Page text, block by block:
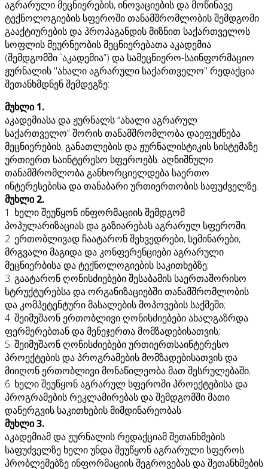
აგრარული მეცნიერების, ინოვაციების და მოწინავე
ტექნოლოგიების სფეროში თანამშრომლობის შემდგომი
გააქტიურების და პროპაგანდის მიზნით საქართველოს
სოფლის მეურნეობის მეცნიერებათა აკადემია
(შემდგომში `აკადემია”) და სამეცნიერო-საინფორმაციო
ჟურნალის "ახალი აგრარული საქართველო" რედაქცია
შეთანხმდნენ შემდეგზე:
მუხლი 1.
აკადემიასა და ჟურნალს “ახალი აგრარულ
საქართველო” შორის თანამშრომლობა დაეფუძნება
მეცნიერების, განათლების და ჟურნალისტიკის სისტემაზე
ურთიერთ საინტერესო სფეროებს. აღნიშნული
თანამშრომლობა განხორციელდება საერთო
ინტერესებისა და თანაბარი ურთიერთობის საფუძველზე.
მუხლი 2.
1. ხელი შეუწყონ ინფორმაციის შემდგომ
პოპულარიზაციას და გაზიარებას აგრარულ სფეროში;
2. ერთობლივად ჩაატარონ შეხვედრები, სემინარები,
მრგვალი მაგიდა და კონფერენციები აგრარული
მეცნიერბისა და ტექნოლოგიების საკითხებზე;
3. გაატარონ ღონისძიებები შესაბამის საერთაშორისო
სტრუქტურებსა და ორგანიზაციებში თანამშრომლობის
და კომპეტენტური მასალების მოპოვების საქმეში;
4. შეიმუშაონ ერთობლივი ღონისძიებები ახალგაზრდა
ფერმერებთან და მენეჯერთა მომზადებისათვის;
5. შეიმუშაონ ღონისძიებები ურთიერთსაინტერესო
პროექტების და პროგრამების მომზადებისათვის და
მიიღონ ერთობლივი მონაწილეობა მათ შესრულებაში;
6. ხელი შეუწყონ აგრარულ სფეროში პროექტებისა და
პროგრამების რეკლამირებას და შემდგომში მათი
დანერგვის საკითხების მიმდინარეობას
მუხლი 3.
აკადემიამ და ჟურნალის რედაქციამ შეთანხმების
საფუძველზე ხელი უნდა შეუწყონ აგრარული სფეროს
პრობლემებზე ინფორმაციის შეგროვებას და შეთანხმების